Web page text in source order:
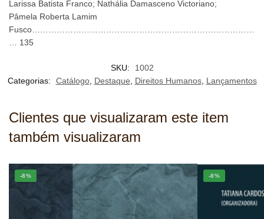
Larissa Batista Franco; Nathália Damasceno Victoriano;
Pâmela Roberta Lamim
Fusco………………………………………………………………………
… 135
SKU:
1002
Categorias:
Catálogo, Destaque Direitos Humanos, Lançamentos
Clientes que visualizaram este item
também visualizaram
-8% -8%